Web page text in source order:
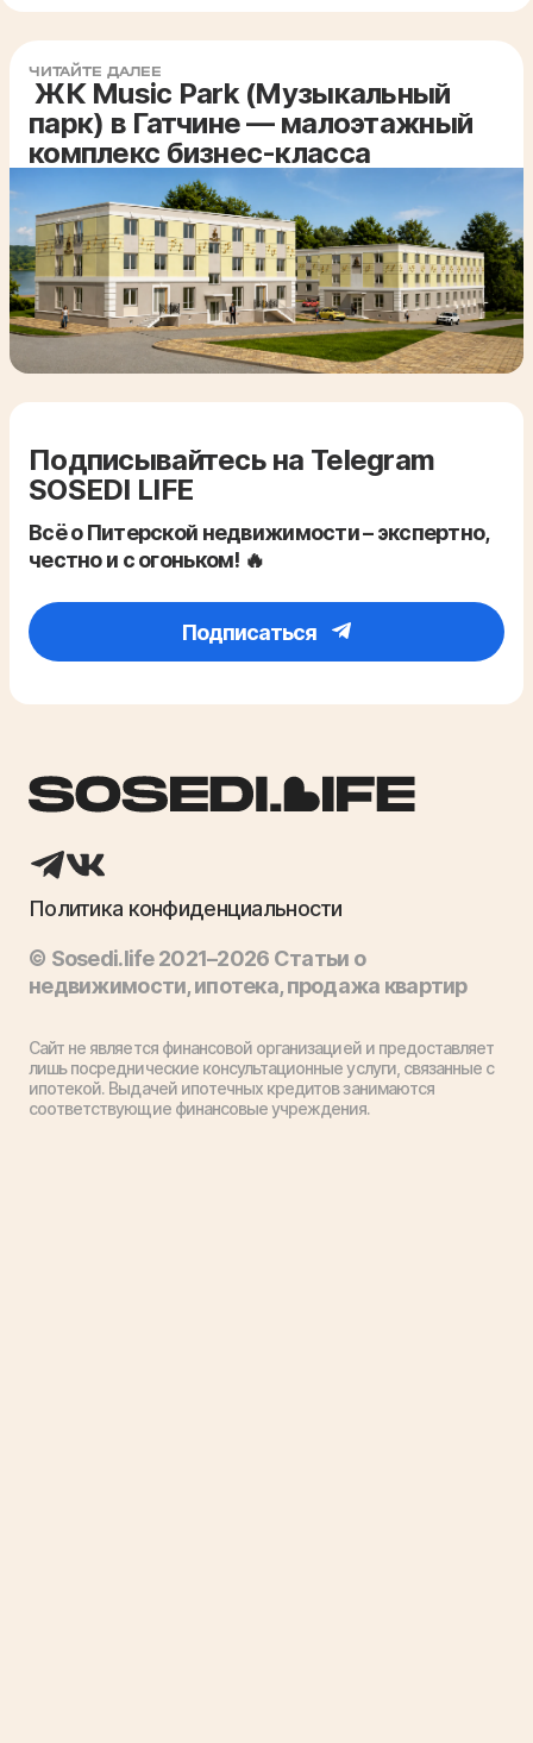
ЧИТАЙТЕ ДАЛЕЕ
ЖК Music Park (Музыкальный
парк) в Гатчине — малоэтажный
комплекс бизнес-класса
Подписывайтесь на Telegram
SOSEDI LIFE
Всё о Питерской недвижимости – экспертно,
честно и с огоньком! 🔥
Подписаться
Политика конфиденциальности
© Sosedi.life 2021–2026 Статьи о
недвижимости, ипотека, продажа квартир
Сайт не является финансовой организацией и предоставляет
лишь посреднические консультационные услуги, связанные с
ипотекой. Выдачей ипотечных кредитов занимаются
соответствующие финансовые учреждения.